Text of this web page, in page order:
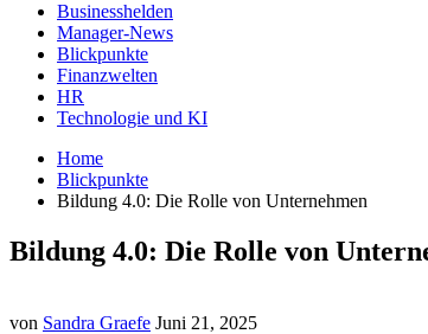
Businesshelden
Manager-News
Blickpunkte
Finanzwelten
HR
Technologie und KI
Home
Blickpunkte
Bildung 4.0: Die Rolle von Unternehmen
Bildung 4.0: Die Rolle von
von Sandra Graefe Juni 21, 2025